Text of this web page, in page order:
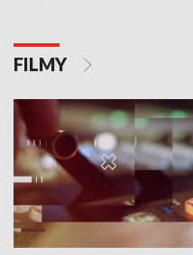
FILMY